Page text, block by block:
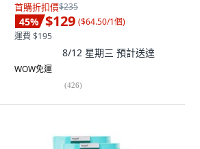
首購折扣價$235
45% $129 ($64.50/1個)
運費 $195
8/12 星期三 預計送達
WOW免運
(426)